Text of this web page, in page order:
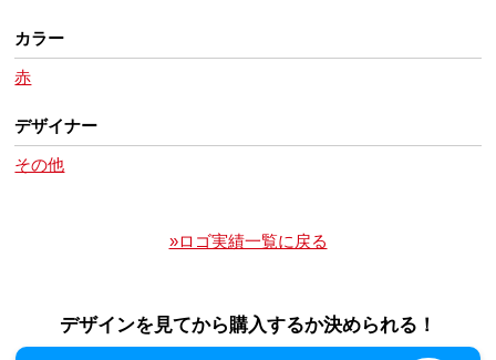
カラー
赤
デザイナー
その他
»ロゴ実績一覧に戻る
デザインを見てから購入するか決められる！